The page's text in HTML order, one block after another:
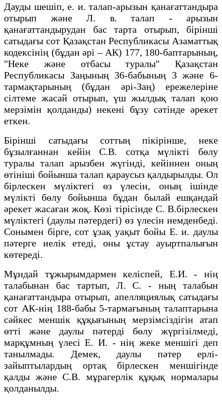
Дауды шешіп, е. и. талап-арызын қанағаттандыра
отырып және Л. в. талап - арызын
қанағаттандырудан бас тарта отырып, бірінші
сатыдағы сот Қазақстан Республикасы Азаматтық
кодексінің (бұдан әрі – АК) 177, 180-баптарының,
"Неке және отбасы туралы" Қазақстан
Республикасы Заңының 36-бабының 3 және 6-
тармақтарының (бұдан әрі-Заң) ережелеріне
сілтеме жасай отырып, үш жылдық талап қою
мерзімін қолданды) некені бұзу сәтінде әрекет
еткен.
Бірінші сатыдағы соттың пікірінше, неке
бұзылғаннан кейін С.В. сотқа мүлікті бөлу
туралы талап арызбен жүгінді, кейіннен оның
өтініші бойынша талап қараусыз қалдырылды. Ол
бірлескен мүліктегі өз үлесін, оның ішінде
мүлікті бөлу бойынша бұдан былай ешқандай
әрекет жасаған жоқ. Көзі тірісінде С. В.бірлескен
мүліктегі (даулы пәтердегі) өз үлесін иемденбеді.
Сонымен бірге, сот ұзақ уақыт бойы Е. и. даулы
пәтерге иелік етеді, оны ұстау ауыртпалығын
көтереді.
Мұндай тұжырымдармен келіспей, Е.И. - нің
талабынан бас тартып, Л. С. - ның талабын
қанағаттандыра отырып, апелляциялық сатыдағы
сот АК-нің 188-бабы 5-тармағының талаптарына
сәйкес меншік құқығының мерзімсіздігін атап
өтті және даулы пәтерді бөлу жүргізілмеді,
марқұмның үлесі Е. И. - нің жеке меншігі деп
танылмады. Демек, даулы пәтер ерлі-
зайыптылардың ортақ бірлескен меншігінде
қалды және С.В. мұрагерлік құқық нормалары
қолданылды.